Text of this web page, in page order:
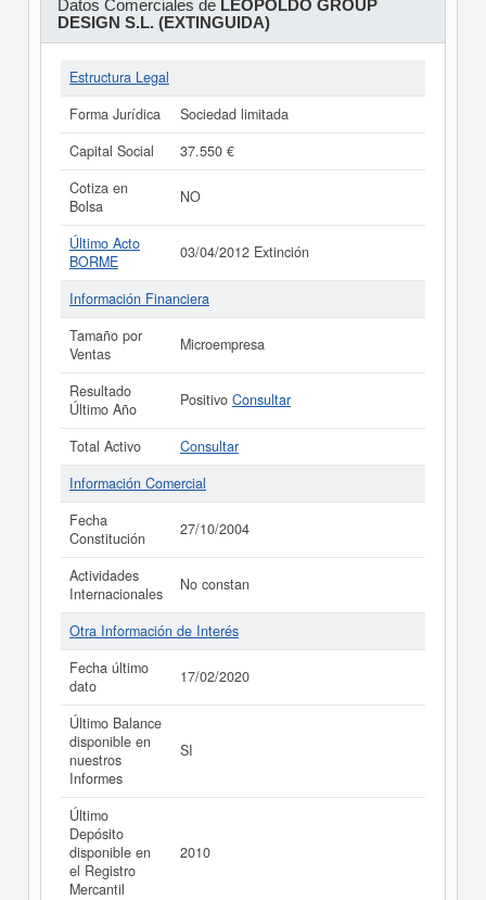
Datos Comerciales de LEOPOLDO GROUP
DESIGN S.L. (EXTINGUIDA)
Estructura Legal
Forma Jurídica
Sociedad limitada
Capital Social
37.550 €
Cotiza en
Bolsa
NO
Último Acto
BORME
03/04/2012 Extinción
Información Financiera
Tamaño por
Ventas
Microempresa
Resultado
Último Año
Positivo Consultar
Total Activo
Consultar
Información Comercial
Fecha
Constitución
27/10/2004
Actividades
Internacionales
No constan
Otra Información de Interés
Fecha último
dato
17/02/2020
Último Balance
disponible en
nuestros
Informes
SI
Último
Depósito
disponible en
el Registro
Mercantil
2010